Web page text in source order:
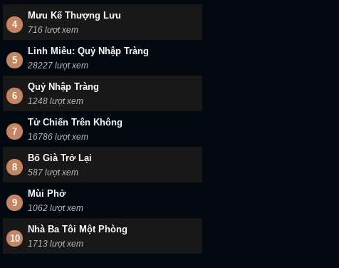
4
Mưu Kế Thượng Lưu
716 lượt xem
5
Linh Miêu: Quỷ Nhập Tràng
28227 lượt xem
6
Quỷ Nhập Tràng
1248 lượt xem
7
Tử Chiến Trên Không
16786 lượt xem
8
Bố Già Trở Lại
587 lượt xem
9
Mùi Phở
1062 lượt xem
10
Nhà Ba Tôi Một Phòng
1713 lượt xem